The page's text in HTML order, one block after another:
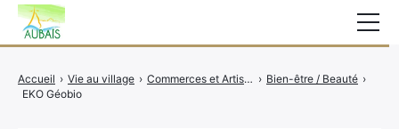
Accueil › Vie au village › Commerces et Artisans › Bien-être / Beauté ›
EKO Géobio
Affichage légal